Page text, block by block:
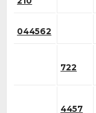
044562
722
4457